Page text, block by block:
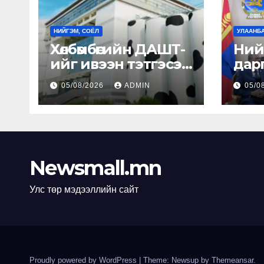
НИЙГЭМ, СОЁЛ
Хөлбөмбөгийн ДАШТ-
ийг ивээн тэтгэсэн
сүүний үйлдвэр
05/08/2026 ADMIN 05/
Newsmall.mn
Улс төр мэдээллийн сайт
Proudly powered by WordPress Theme: Newsup by Themeansar.